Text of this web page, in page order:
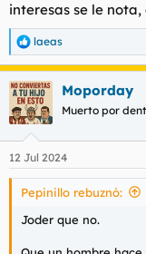
interesas se le
R
e
a
c
c
i
e
s
laeas
Moporday
Muerto por
12 Jul 2024
Pepinillo rebuznó:
Joder que no.